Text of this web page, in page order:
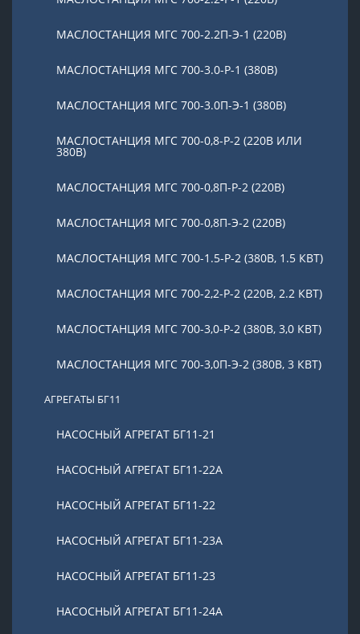
МАСЛОСТАНЦИЯ МГС 700-2.2П-Э-1 (220В)
МАСЛОСТАНЦИЯ МГС 700-3.0-Р-1 (380В)
МАСЛОСТАНЦИЯ МГС 700-3.0П-Э-1 (380В)
МАСЛОСТАНЦИЯ МГС 700-0,8-Р-2 (220В ИЛИ
380В)
МАСЛОСТАНЦИЯ МГС 700-0,8П-Р-2 (220В)
МАСЛОСТАНЦИЯ МГС 700-0,8П-Э-2 (220В)
МАСЛОСТАНЦИЯ МГС 700-1.5-Р-2 (380В, 1.5 КВТ)
МАСЛОСТАНЦИЯ МГС 700-2,2-Р-2 (220В, 2.2 КВТ)
МАСЛОСТАНЦИЯ МГС 700-3,0-Р-2 (380В, 3,0 КВТ)
МАСЛОСТАНЦИЯ МГС 700-3,0П-Э-2 (380В, 3 КВТ)
АГРЕГАТЫ БГ11
НАСОСНЫЙ АГРЕГАТ БГ11-21
НАСОСНЫЙ АГРЕГАТ БГ11-22А
НАСОСНЫЙ АГРЕГАТ БГ11-22
НАСОСНЫЙ АГРЕГАТ БГ11-23А
НАСОСНЫЙ АГРЕГАТ БГ11-23
НАСОСНЫЙ АГРЕГАТ БГ11-24А